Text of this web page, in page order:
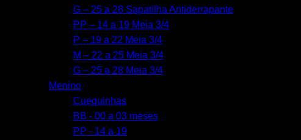
G – 25 a 28 Sapatilha Antiderrapante
PP – 14 a 19 Meia 3/4
P – 19 a 22 Meia 3/4
M – 22 a 25 Meia 3/4
G – 25 a 28 Meia 3/4
Menino
Cuequinhas
BB - 00 a 03 meses
PP - 14 a 19